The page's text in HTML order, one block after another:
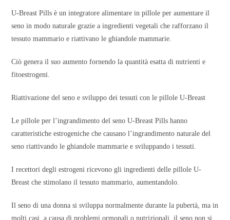
U-Breast Pills è un integratore alimentare in pillole per aumentare il
seno in modo naturale grazie a ingredienti vegetali che rafforzano il
tessuto mammario e riattivano le ghiandole mammarie.
Ciò genera il suo aumento fornendo la quantità esatta di nutrienti e
fitoestrogeni.
Riattivazione del seno e sviluppo dei tessuti con le pillole U-Breast
Le pillole per l’ingrandimento del seno U-Breast Pills hanno
caratteristiche estrogeniche che causano l’ingrandimento naturale del
seno riattivando le ghiandole mammarie e sviluppando i tessuti.
I recettori degli estrogeni ricevono gli ingredienti delle pillole U-
Breast che stimolano il tessuto mammario, aumentandolo.
Il seno di una donna si sviluppa normalmente durante la pubertà, ma in
molti casi, a causa di problemi ormonali o nutrizionali, il seno non si